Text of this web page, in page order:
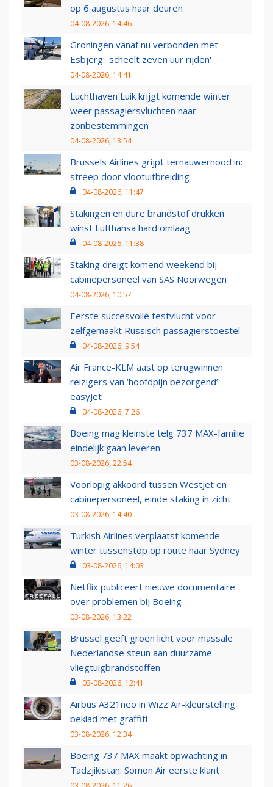
op 6 augustus haar deuren
04-08-2026, 14:46
Groningen vanaf nu verbonden met
Esbjerg: 'scheelt zeven uur rijden'
04-08-2026, 14:41
Luchthaven Luik krijgt komende winter
weer passagiersvluchten naar
zonbestemmingen
04-08-2026, 13:54
Brussels Airlines grijpt ternauwernood in:
streep door vlootuitbreiding
04-08-2026, 11:47
Stakingen en dure brandstof drukken
winst Lufthansa hard omlaag
04-08-2026, 11:38
Staking dreigt komend weekend bij
cabinepersoneel van SAS Noorwegen
04-08-2026, 10:57
Eerste succesvolle testvlucht voor
zelfgemaakt Russisch passagierstoestel
04-08-2026, 9:54
Air France-KLM aast op terugwinnen
reizigers van ‘hoofdpijn bezorgend’
easyJet
04-08-2026, 7:26
Boeing mag kleinste telg 737 MAX-familie
eindelijk gaan leveren
03-08-2026, 22:54
Voorlopig akkoord tussen WestJet en
cabinepersoneel, einde staking in zicht
03-08-2026, 14:40
Turkish Airlines verplaatst komende
winter tussenstop op route naar Sydney
03-08-2026, 14:03
Netflix publiceert nieuwe documentaire
over problemen bij Boeing
03-08-2026, 13:22
Brussel geeft groen licht voor massale
Nederlandse steun aan duurzame
vliegtuigbrandstoffen
03-08-2026, 12:41
Airbus A321neo in Wizz Air-kleurstelling
beklad met graffiti
03-08-2026, 12:34
Boeing 737 MAX maakt opwachting in
Tadzjikistan: Somon Air eerste klant